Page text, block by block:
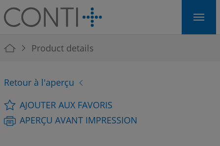
Skip to main navigation
Skip to main content
Skip to page footer
You are here:
Product details
Retour à l'aperçu
AJOUTER AUX FAVORIS
APERÇU AVANT IMPRESSION